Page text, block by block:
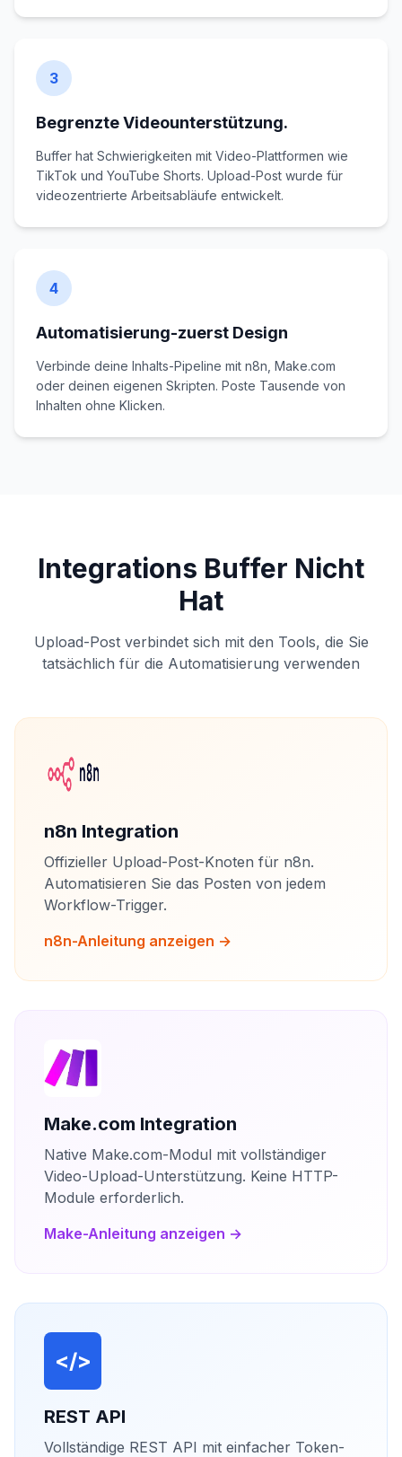
3
Begrenzte Videounterstützung.
Buffer hat Schwierigkeiten mit Video-Plattformen wie
TikTok und YouTube Shorts. Upload-Post wurde für
videozentrierte Arbeitsabläufe entwickelt.
4
Automatisierung-zuerst Design
Verbinde deine Inhalts-Pipeline mit n8n, Make.com
oder deinen eigenen Skripten. Poste Tausende von
Inhalten ohne Klicken.
Integrations Buffer Nicht
Hat
Upload-Post verbindet sich mit den Tools, die Sie
tatsächlich für die Automatisierung verwenden
n8n Integration
Offizieller Upload-Post-Knoten für n8n.
Automatisieren Sie das Posten von jedem
Workflow-Trigger.
n8n-Anleitung anzeigen →
Make.com Integration
Native Make.com-Modul mit vollständiger
Video-Upload-Unterstützung. Keine HTTP-
Module erforderlich.
Make-Anleitung anzeigen →
</>
REST API
Vollständige REST API mit einfacher Token-